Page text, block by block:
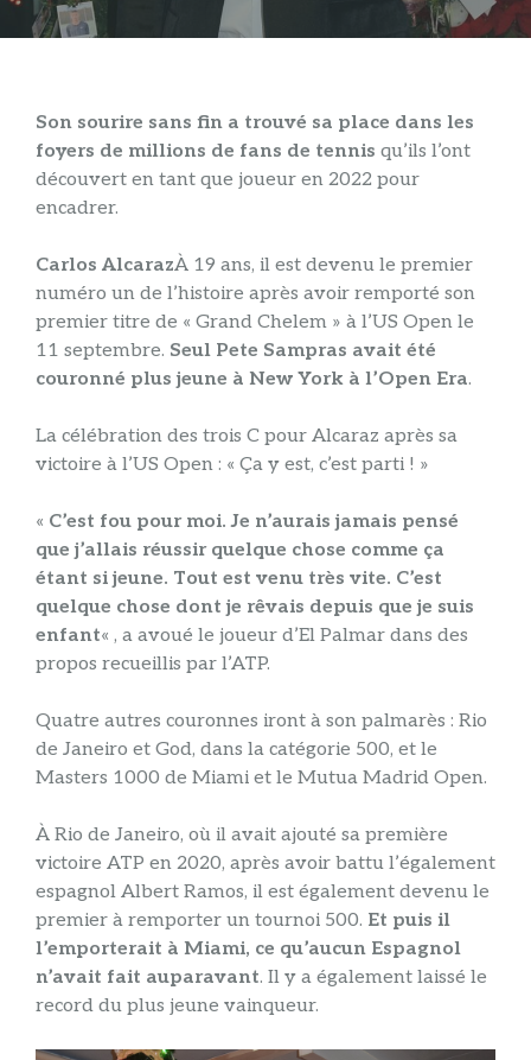
Son sourire sans fin a trouvé sa place dans les
foyers de millions de fans de tennis qu’ils l’ont
découvert en tant que joueur en 2022 pour
encadrer.
Carlos AlcarazÀ 19 ans, il est devenu le premier
numéro un de l’histoire après avoir remporté son
premier titre de « Grand Chelem » à l’US Open le
11 septembre. Seul Pete Sampras avait été
couronné plus jeune à New York à l’Open Era.
La célébration des trois C pour Alcaraz après sa
victoire à l’US Open : « Ça y est, c’est parti ! »
« C’est fou pour moi. Je n’aurais jamais pensé
que j’allais réussir quelque chose comme ça
étant si jeune. Tout est venu très vite. C’est
quelque chose dont je rêvais depuis que je suis
enfant« , a avoué le joueur d’El Palmar dans des
propos recueillis par l’ATP.
Quatre autres couronnes iront à son palmarès : Rio
de Janeiro et God, dans la catégorie 500, et le
Masters 1000 de Miami et le Mutua Madrid Open.
À Rio de Janeiro, où il avait ajouté sa première
victoire ATP en 2020, après avoir battu l’également
espagnol Albert Ramos, il est également devenu le
premier à remporter un tournoi 500. Et puis il
l’emporterait à Miami, ce qu’aucun Espagnol
n’avait fait auparavant. Il y a également laissé le
record du plus jeune vainqueur.